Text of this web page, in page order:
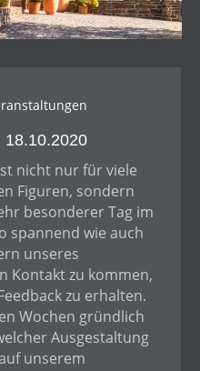
18.10.2020
nicht nur für viele
Figuren, sondern
besonderer Tag im
spannend wie auch
unseres
Kontakt zu kommen,
zu erhalten.
Wochen gründlich
Ausgestaltung
unserem